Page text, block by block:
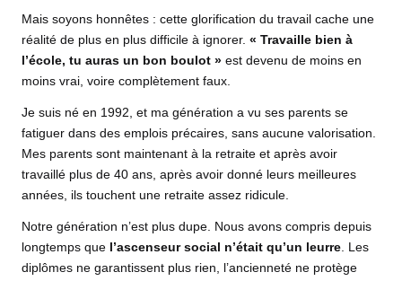
Mais soyons honnêtes : cette glorification du travail cache une
réalité de plus en plus difficile à ignorer. « Travaille bien à
l’école, tu auras un bon boulot » est devenu de moins en
moins vrai, voire complètement faux.
Je suis né en 1992, et ma génération a vu ses parents se
fatiguer dans des emplois précaires, sans aucune valorisation.
Mes parents sont maintenant à la retraite et après avoir
travaillé plus de 40 ans, après avoir donné leurs meilleures
années, ils touchent une retraite assez ridicule.
Notre génération n’est plus dupe. Nous avons compris depuis
longtemps que l’ascenseur social n’était qu’un leurre. Les
diplômes ne garantissent plus rien, l’ancienneté ne protège